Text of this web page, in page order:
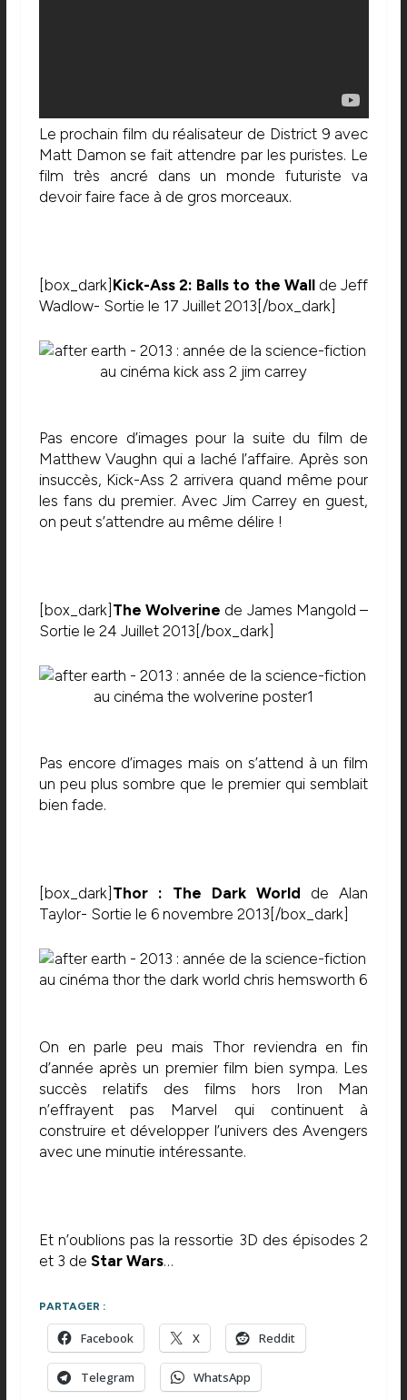
Le prochain film du réalisateur de District 9 avec
Matt Damon se fait attendre par les puristes. Le
film très ancré dans un monde futuriste va
devoir faire face à de gros morceaux.
[box_dark] Kick-Ass 2: Balls to the Wallde Jeff
Wadlow- Sortie le 17 Juillet 2013[/box_dark]
Pas encore d’images pour la suite du film de
Matthew Vaughn qui a laché l’affaire. Après son
insuccès, Kick-Ass 2 arrivera quand même pour
les fans du premier. Avec Jim Carrey en guest,
on peut s’attendre au même délire !
[box_dark] The Wolverine de James Mangold –
Sortie le 24 Juillet 2013[/box_dark]
Pas encore d’images mais on s’attend à un film
un peu plus sombre que le premier qui semblait
bien fade.
[box_dark] Thor : The Dark World de Alan
Taylor- Sortie le 6 novembre 2013[/box_dark]
On en parle peu mais Thor reviendra en fin
d’année après un premier film bien sympa. Les
succès relatifs des films hors Iron Man
n’effrayent pas Marvel qui continuent à
construire et développer l’univers des Avengers
avec une minutie intéressante.
Et n’oublions pas la ressortie 3D des épisodes 2
et 3 de Star Wars…
PARTAGER :
Facebook X Reddit
Telegram WhatsApp